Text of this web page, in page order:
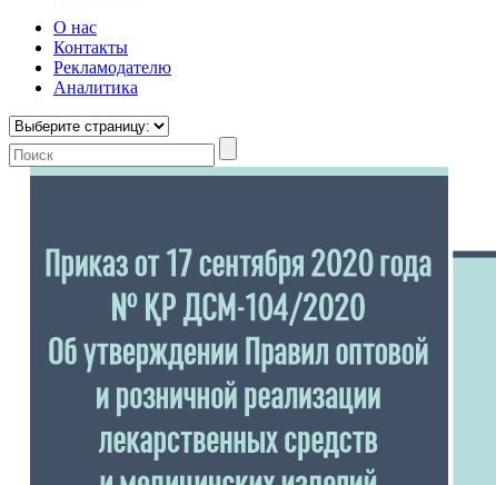
О нас
Контакты
Рекламодателю
Аналитика